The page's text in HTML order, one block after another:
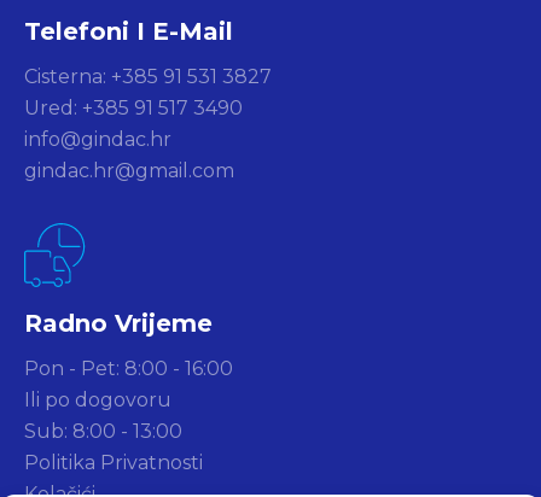
Telefoni I E-Mail
Cisterna: +385 91 531 3827
Ured: +385 91 517 3490
info@gindac.hr
gindac.hr@gmail.com
Radno Vrijeme
Pon - Pet: 8:00 - 16:00
Ili po dogovoru
Sub: 8:00 - 13:00
Politika Privatnosti